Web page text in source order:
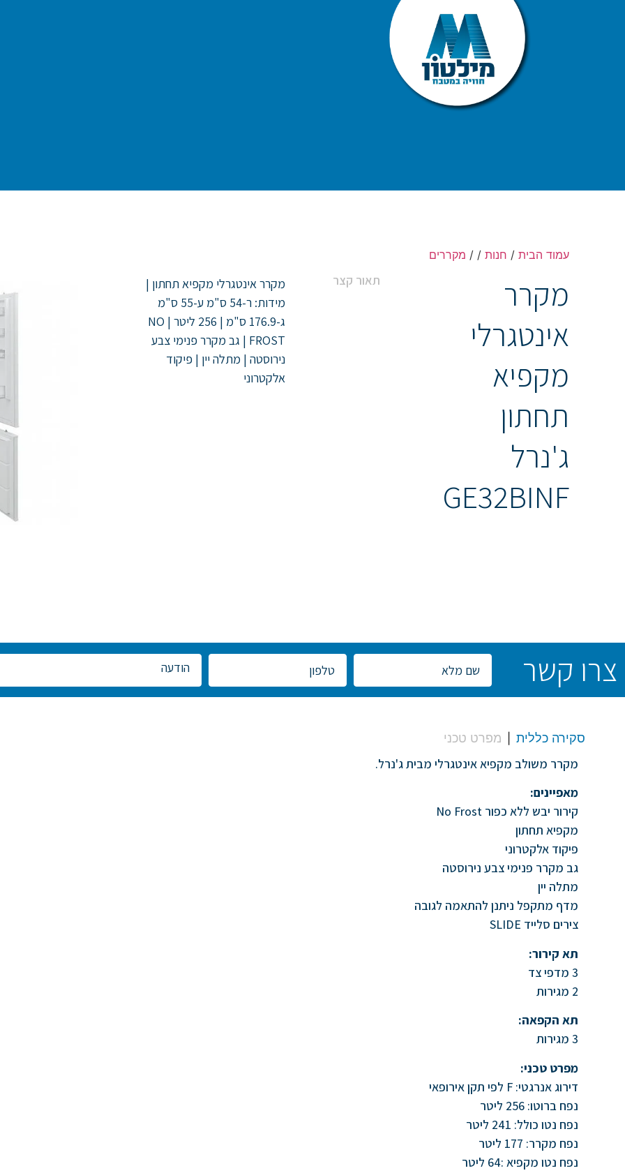
עמוד הבית / חנות /
/ מקררים
מקרר
אינטגרלי
מקפיא
תחתון
ג'נרל
GE32BINF
תאור קצר
מקרר אינטגרלי מקפיא תחתון |
מידות: ר-54 ס"מ ע-55 ס"מ
ג-176.9 ס"מ | 256 ליטר | NO
FROST | גב מקרר פנימי צבע
נירוסטה | מתלה יין | פיקוד
אלקטרוני
צרו קשר
סקירה כללית מפרט טכני
מקרר משולב מקפיא אינטגרלי מבית ג'נרל.
מאפיינים:
קירור יבש ללא כפור No Frost
מקפיא תחתון
פיקוד אלקטרוני
גב מקרר פנימי צבע נירוסטה
מתלה יין
מדף מתקפל ניתנן להתאמה לגובה
צירים סלייד SLIDE
תא קירור:
3 מדפי צד
2 מגירות
תא הקפאה:
3 מגירות
מפרט טכני:
דירוג אנרגטי: F לפי תקן אירופאי
נפח ברוטו: 256 ליטר
נפח נטו כולל: 241 ליטר
נפח מקרר: 177 ליטר
נפח נטו מקפיא :64 ליטר